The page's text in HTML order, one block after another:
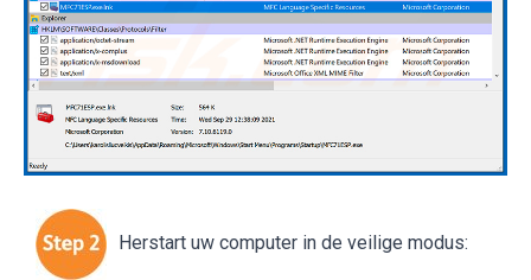
Herstart uw computer in de veilige modus: